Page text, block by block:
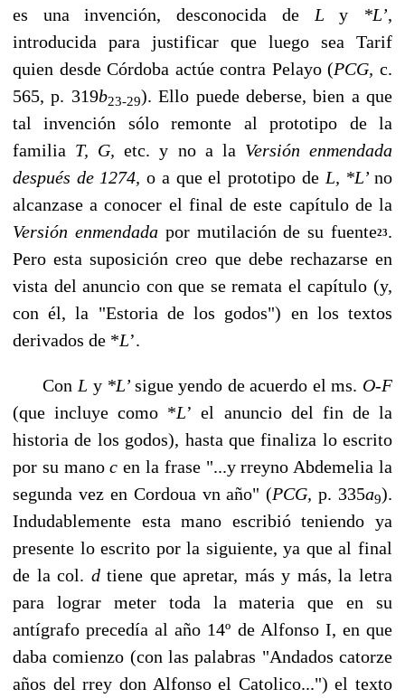
es una invención, desconocida de L y *L’,
introducida para justificar que luego sea Tarif
quien desde Córdoba actúe contra Pelayo (PCG,c.
565, p. 319b23-29). Ello puede deberse, bien a que
tal inven­ción sólo remonte al prototipo de la
familia T, G,etc. y no a la Versión enmendada
después de 1274,o a que el prototipo de L, *L’no
alcanzase a conocer el final de este capítulo de la
Versión enmenda­da por mutilación de su fuente23.
Pero esta suposición creo que debe rechazarse en
vista del anuncio con que se remata el capítulo (y,
con él, la "Estoria de los godos") en los textos
derivados de *L’.
Con L y *L’ sigue yendo de acuerdo el ms. O-F
(que incluye como *L’ el anuncio del fin de la
historia de los godos), hasta que finaliza lo escrito
por su manocen la frase "...y rreyno Abdemelia la
segunda vez en Cordoua vn año" (PCG,p. 335a9).
Indudablemente esta mano escribió teniendo ya
presente lo escrito por la siguiente, ya que al final
de la col. dtiene que apretar, más y más, la letra
para lograr meter toda la ma­teria que en su
antígrafo precedía al año 14º de Alfonso I, en que
daba comienzo (con las palabras "Andados catorze
años del rrey don Alfonso el Catolico...") el texto